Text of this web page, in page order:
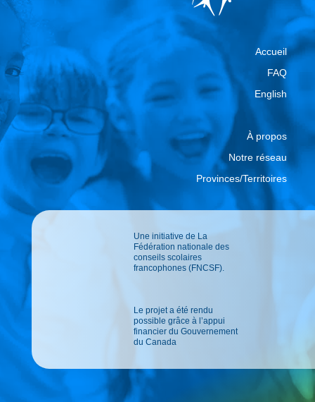
Accueil
FAQ
English
À propos
Notre réseau
Provinces/Territoires
Une initiative de La
Fédération nationale des
conseils scolaires
francophones (FNCSF).
Le projet a été rendu
possible grâce à l’appui
financier du Gouvernement
du Canada